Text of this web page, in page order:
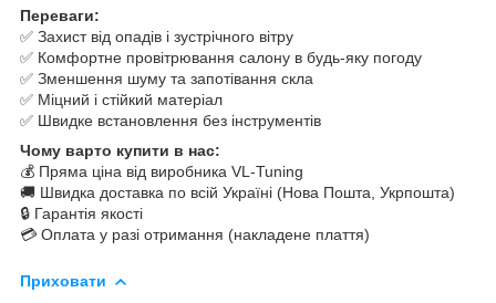
Переваги:
✅ Захист від опадів і зустрічного вітру
✅ Комфортне провітрювання салону в будь-яку погоду
✅ Зменшення шуму та запотівання скла
✅ Міцний і стійкий матеріал
✅ Швидке встановлення без інструментів
Чому варто купити в нас:
💰 Пряма ціна від виробника VL-Tuning
🚚 Швидка доставка по всій Україні (Нова Пошта, Укрпошта)
🔒 Гарантія якості
💳 Оплата у разі отримання (накладене плаття)
Приховати